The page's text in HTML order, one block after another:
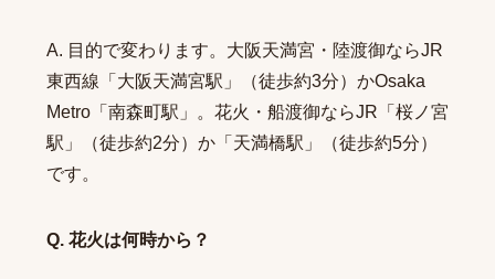
A. 目的で変わります。大阪天満宮・陸渡御ならJR
東西線「大阪天満宮駅」（徒歩約3分）かOsaka
Metro「南森町駅」。花火・船渡御ならJR「桜ノ宮
駅」（徒歩約2分）か「天満橋駅」（徒歩約5分）
です。
Q. 花火は何時から？